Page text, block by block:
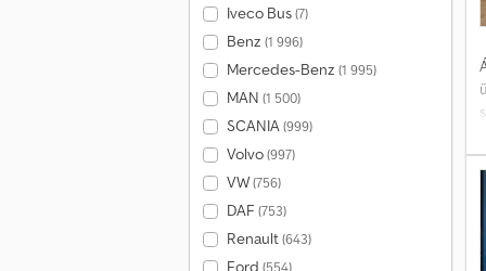
Iveco Bus(7)
Benz (1 996)
Mercedes-Benz (1 995)
MAN (1 500)
SCANIA(999)
Volvo(997)
VW(756)
DAF (753)
Renault(643)
Ford (554)